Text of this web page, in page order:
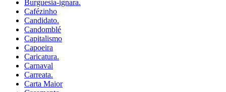
Burguesia-ignara.
Cafézinho
Candidato.
Candomblé
Capitalismo
Capoeira
Caricatura.
Carnaval
Carreata.
Carta Maior